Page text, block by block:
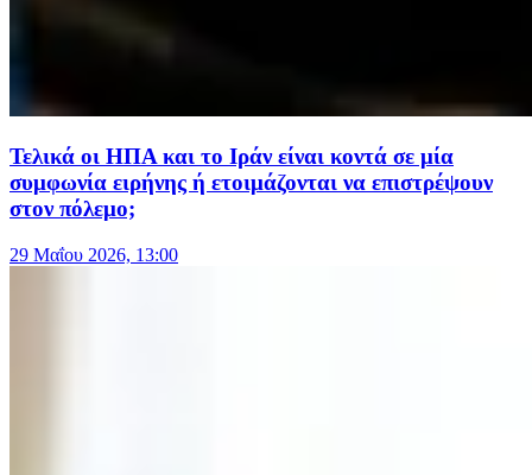
Τελικά οι ΗΠΑ και το Ιράν είναι κοντά σε μία
συμφωνία ειρήνης ή ετοιμάζονται να επιστρέψουν
στον πόλεμο;
29 Μαΐου 2026, 13:00